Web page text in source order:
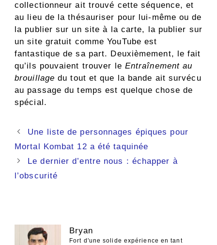
collectionneur ait trouvé cette séquence, et
au lieu de la thésauriser pour lui-même ou de
la publier sur un site à la carte, la publier sur
un site gratuit comme YouTube est
fantastique de sa part. Deuxièmement, le fait
qu’ils pouvaient trouver le Entraînement au
brouillage du tout et que la bande ait survécu
au passage du temps est quelque chose de
spécial.
Navigation
des
Une liste de personnages épiques pour
Mortal Kombat 12 a été taquinée
Le dernier d’entre nous : échapper à
l’obscurité
Bryan
Fort d'une solide expérience en tant